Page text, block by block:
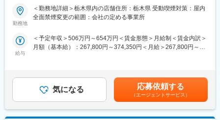
https://note.com/bellpark_saiyou
きます。
・残業は月平均20時間程度。
方には働ける環境です◎
ます。
す。
料金プラン・楽天カード・楽天市場・楽天ポイントなど、楽天経
済圏のサービスを総合的にご提案します。
ンです。
・料金プラン、楽天ポイント活用、楽天カード、各種サービス案
・スマホ初期設定・データ移行サポート
・問い合わせ対応
勤務地
＜勤務地詳細＞栃木県内の店舗住所：栃木県 受動喫煙対策：屋内
全面禁煙変更の範囲：会社の定める事業所
給与
＜予定年収＞506万円～654万円＜賃金形態＞月給制＜賃金内訳＞
月額（基本給）：267,800円～374,350円＜月給＞267,800円～
気になる 応募依頼する
（エージェントサービス）